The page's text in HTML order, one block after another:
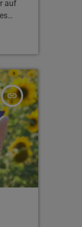
auf
wohl
insert_link